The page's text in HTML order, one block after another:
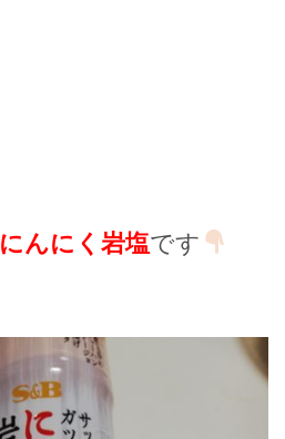
にんにく岩塩です